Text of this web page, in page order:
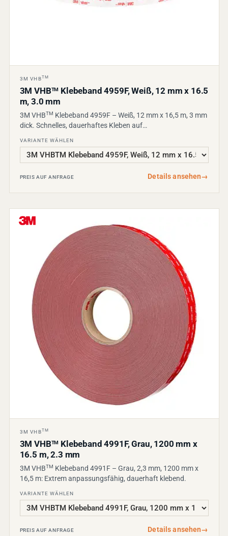
3M VHBTM
3M VHBTM Klebeband 4959F, Weiß, 12 mm x 16.5
m, 3.0 mm
3M VHBTM Klebeband 4959F – Weiß, 12 mm x 16,5 m, 3 mm
dick. Schnelles, dauerhaftes Kleben auf…
VARIANTE WÄHLEN
PREIS AUF ANFRAGE Details ansehen→
3M VHBTM
3M VHBTM Klebeband 4991F, Grau, 1200 mm x
16.5 m, 2.3 mm
3M VHBTM Klebeband 4991F – Grau, 2,3 mm, 1200 mm x
16,5 m: Extrem anpassungsfähig, dauerhaft klebend.
VARIANTE WÄHLEN
PREIS AUF ANFRAGE Details ansehen→